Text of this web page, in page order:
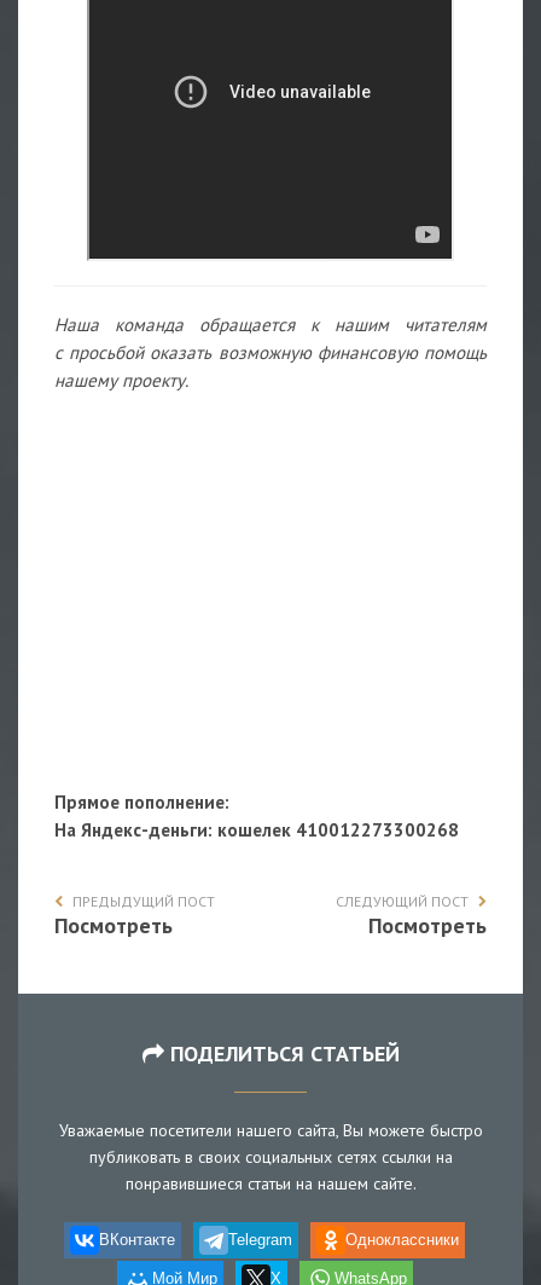
Наша команда обращается к нашим читателям
с просьбой оказать возможную финансовую помощь
нашему проекту.
Прямое пополнение:
На Яндекс-деньги: кошелек 410012273300268
ПРЕДЫДУЩИЙ ПОСТ
Посмотреть
СЛЕДУЮЩИЙ ПОСТ
Посмотреть
ПОДЕЛИТЬСЯ СТАТЬЕЙ
Уважаемые посетители нашего сайта, Вы можете быстро
публиковать в своих социальных сетях ссылки на
понравившиеся статьи на нашем сайте.
ВКонтакте Telegram Одноклассники
Мой Мир X WhatsApp